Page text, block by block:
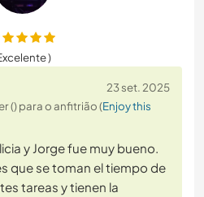
)
23 set. 2025
() para o anfitrião (Enjoy this
y Jorge fue muy bueno.
que se toman el tiempo de
tareas y tienen la